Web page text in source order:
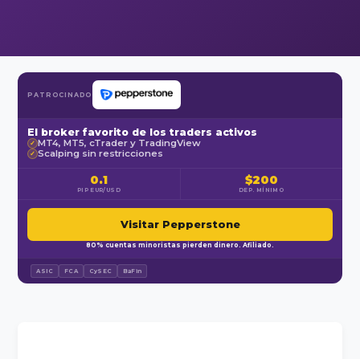
PATROCINADO
El broker favorito de los traders activos
✓ MT4, MT5, cTrader y TradingView
✓ Scalping sin restricciones
0.1
PIP EUR/USD
$200
DEP. MÍNIMO
Visitar Pepperstone
80% cuentas minoristas pierden dinero. Afiliado.
ASIC FCA CySEC BaFin